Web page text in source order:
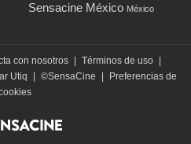
Sensacine México México
con nosotros Términos de uso
Utiq ©SensaCine
Preferencias de